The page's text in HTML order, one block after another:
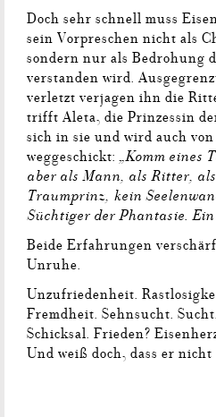
Doch sehr schnell muss
sein Vorpreschen nicht als
sondern nur als Bedrohung
verstanden wird.
verletzt verjagen ihn die
trifft Aleta, die Prinzessin
sich in sie und wird auch
weggeschickt: „Komm eines
aber als Mann, als Ritter,
Traumprinz, kein
Süchtiger der Phantasie.
Beide Erfahrungen
Unruhe.
Unzufriedenheit.
Fremdheit. Sehnsucht.
Schicksal. Frieden?
Und weiß doch, dass er